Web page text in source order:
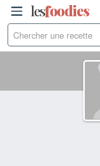
lesfoodies